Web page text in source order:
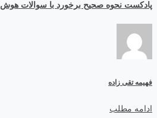
پادکست نحوه صحیح برخورد با سوالات هوش
فهیمه تقی زاده
ادامه مطلب